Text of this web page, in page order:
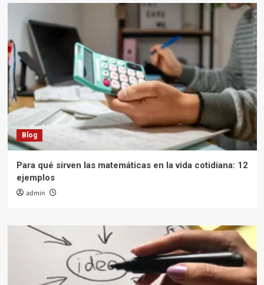
Blog
Para qué sirven las matemáticas en la vida cotidiana: 12
ejemplos
admin